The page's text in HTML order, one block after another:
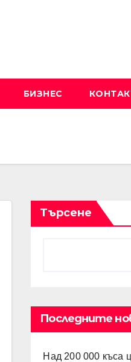
БИЗНЕС
Търсене
Последните
Над 200 000 къса